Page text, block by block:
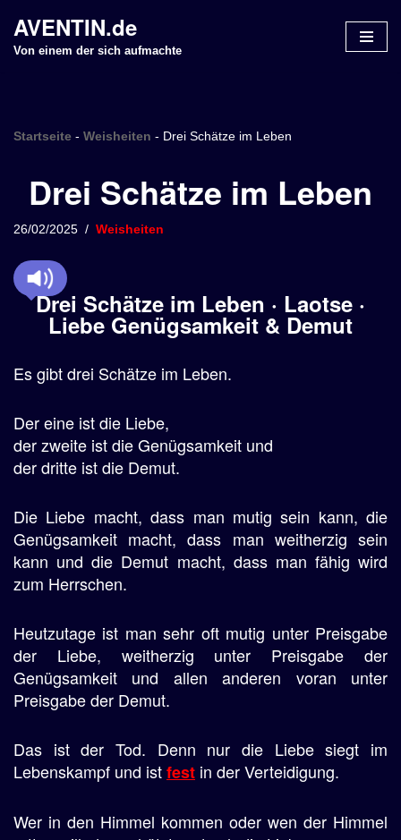
Z
n
p
r
e
AVENTIN.de
Von einem der sich aufmachte
Startseite - Weisheiten - Drei Schätze im Leben
Drei Schätze im Leben
26/02/2025 Weisheiten
Drei Schätze im Leben · Laotse ·
Liebe Genügsamkeit & Demut
Es gibt drei Schätze im Leben.
Der eine ist die Liebe,
der zweite ist die Genügsamkeit und
der dritte ist die Demut.
Die Liebe macht, dass man mutig sein kann, die
Genügsamkeit macht, dass man weitherzig sein
kann und die Demut macht, dass man fähig wird
zum Herrschen.
Heutzutage ist man sehr oft mutig unter Preisgabe
der Liebe, weitherzig unter Preisgabe der
Genügsamkeit und allen anderen voran unter
Preisgabe der Demut.
Das ist der Tod. Denn nur die Liebe siegt im
Lebenskampf und istfest in der Verteidigung.
Wer in den Himmel kommen oder wen der Himmel